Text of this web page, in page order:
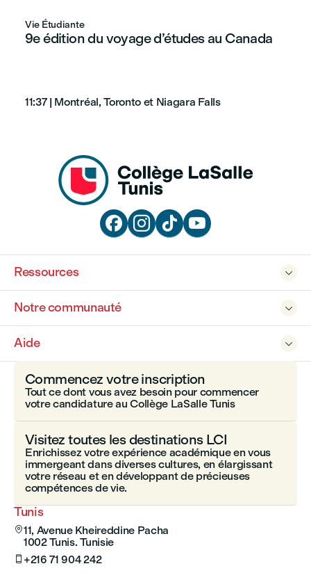
Vie Étudiante
9e édition du voyage d’études au Canada
11:37| Montréal, Toronto et Niagara Falls
   

Ressources

Notre communauté

Aide
Tunis
11, Avenue Kheireddine Pacha
1002 Tunis. Tunisie
 +216 71 904 242
Commencez votre inscription
Tout ce dont vous avez besoin pour commencer
votre candidature au Collège LaSalle Tunis
Visitez toutes les destinations LCI
Enrichissez votre expérience académique en vous
immergeant dans diverses cultures, en élargissant
votre réseau et en développant de précieuses
compétences de vie.